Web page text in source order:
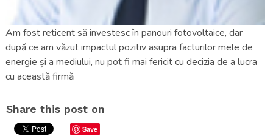
Am fost reticent să investesc în panouri fotovoltaice, dar
după ce am văzut impactul pozitiv asupra facturilor mele de
energie și a mediului, nu pot fi mai fericit cu decizia de a lucra
cu această firmă
Share this post on
Save